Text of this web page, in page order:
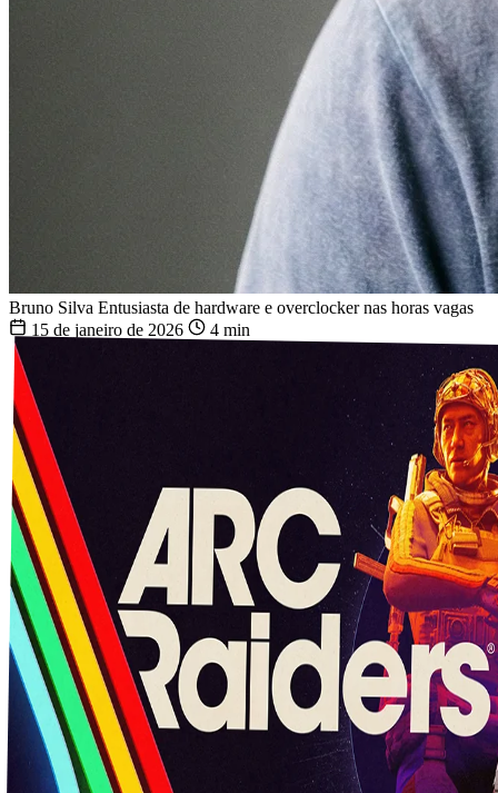
Bruno Silva Entusiasta de hardware e overclocker nas horas vagas
15 de janeiro de 2026
4 min